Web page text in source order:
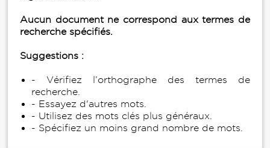
Aucun document ne correspond aux termes de
recherche spécifiés.
Suggestions :
- Vérifiez l’orthographe des termes de
recherche.
- Essayez d'autres mots.
- Utilisez des mots clés plus généraux.
- Spécifiez un moins grand nombre de mots.